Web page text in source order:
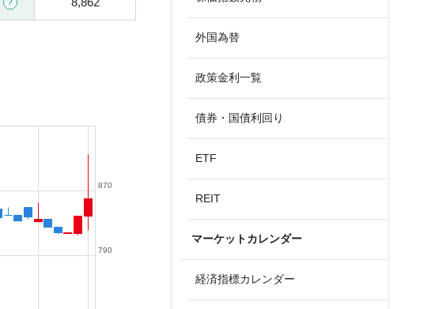
790
870
外国為替
政策金利一覧
債券・国債利回り
ETF
REIT
マーケットカレンダー
経済指標カレンダー